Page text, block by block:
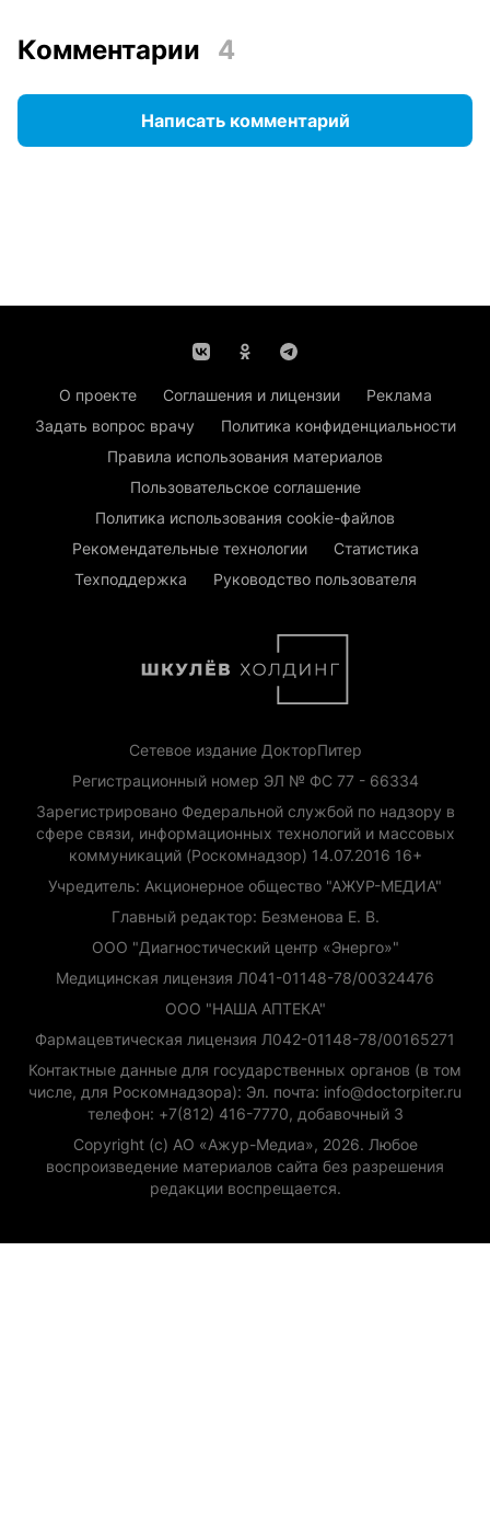
Комментарии 4
Написать комментарий
О проекте Соглашения и лицензии
Реклама
Задать вопрос врачу
Политика конфиденциальности
Правила использования материалов
Пользовательское соглашение
Политика использования cookie-файлов
Рекомендательные технологии
Статистика
Техподдержка
Руководство пользователя
Сетевое издание ДокторПитер
Регистрационный номер ЭЛ № ФС 77 - 66334
Зарегистрировано Федеральной службой по надзору в
сфере связи, информационных технологий и массовых
коммуникаций (Роскомнадзор) 14.07.2016 16+
Учредитель: Акционерное общество "АЖУР-МЕДИА"
Главный редактор: Безменова Е. В.
ООО "Диагностический центр «Энерго»"
Медицинская лицензия Л041-01148-78/00324476
ООО "НАША АПТЕКА"
Фармацевтическая лицензия Л042-01148-78/00165271
Контактные данные для государственных органов (в том
числе, для Роскомнадзора): Эл. почта: info@doctorpiter.ru
телефон: +7(812) 416-7770, добавочный 3
Copyright (с) АО «Ажур-Медиа», 2026. Любое
воспроизведение материалов сайта без разрешения
редакции воспрещается.